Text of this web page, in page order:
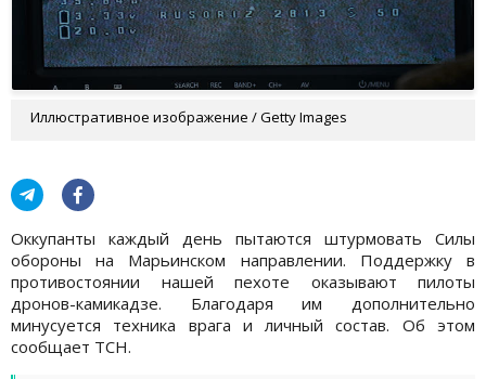
Иллюстративное изображение / Getty Images
Оккупанты каждый день пытаются штурмовать Силы
обороны на Марьинском направлении. Поддержку в
противостоянии нашей пехоте оказывают пилоты
дронов-камикадзе. Благодаря им дополнительно
минусуется техника врага и личный состав. Об этом
сообщает ТСН.